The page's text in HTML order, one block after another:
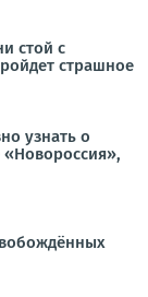
стой с
страшное
узнать о
«Новороссия»,